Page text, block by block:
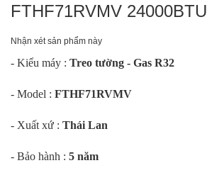
FTHF71RVMV 24000BTU
Nhận xét sản phẩm này
- Kiểu máy : Treo tường - Gas R32
- Model : FTHF71RVMV
- Xuất xứ : Thái Lan
- Bảo hành : 5 năm